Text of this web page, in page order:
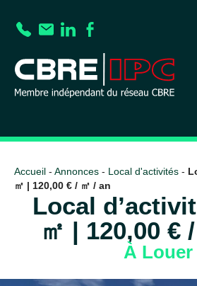
Accueil - Annonces - Local d'activités -
㎡ | 120,00 € / ㎡ / an
Local
㎡ | 120,00 €
À Louer